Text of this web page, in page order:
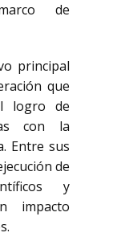
de
principal
que
logro de
con la
Entre sus
de
y
impacto